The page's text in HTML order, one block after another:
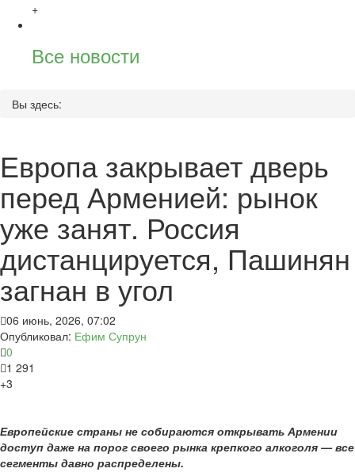
+
Все новости
Вы здесь:
Европа закрывает дверь
перед Арменией: рынок
уже занят. Россия
дистанцируется, Пашинян
загнан в угол
06 июнь, 2026, 07:02
Опубликовал: Ефим Супрун
0
1 291
+3
Европейские страны не собираются открывать Армении
доступ даже на порог своего рынка крепкого алкоголя — все
сегменты давно распределены.